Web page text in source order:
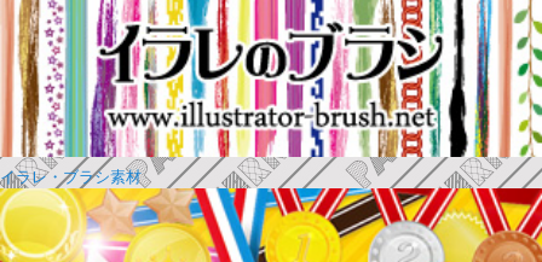
イラレ・ブラシ素材